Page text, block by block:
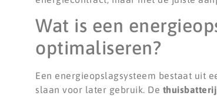
Wat is een
optimaliseren?
Een energieopslagsysteem bestaat uit
slaan voor later gebruik. De thuisbatterij